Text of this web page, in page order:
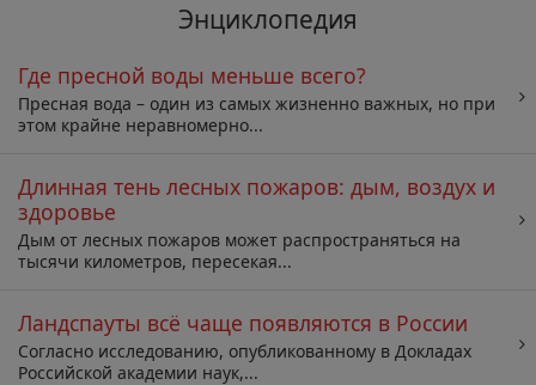
Энциклопедия
Где пресной воды меньше всего?
Пресная вода – один из самых жизненно важных, но при
этом крайне неравномерно...
Длинная тень лесных пожаров: дым, воздух и
здоровье
Дым от лесных пожаров может распространяться на
тысячи километров, пересекая...
Ландспауты всё чаще появляются в России
Согласно исследованию, опубликованному в Докладах
Российской академии наук,...